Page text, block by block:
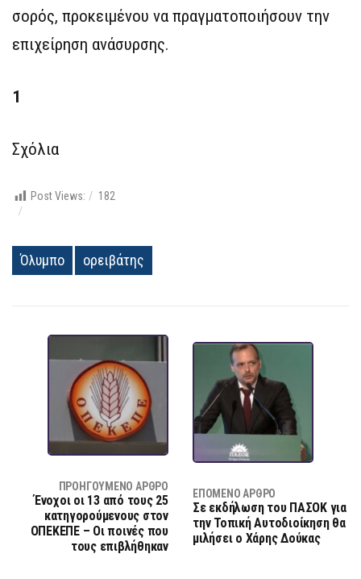
σορός, προκειμένου να πραγματοποιήσουν την
επιχείρηση ανάσυρσης.
1
Σχόλια
Post Views: 182
Όλυμπο ορειβάτης
ΠΡΟΗΓΟΎΜΕΝΟ ΆΡΘΡΟ
Ένοχοι οι 13 από τους 25
κατηγορούμενους στον
ΟΠΕΚΕΠΕ – Οι ποινές που
τους επιβλήθηκαν
ΕΠΌΜΕΝΟ ΆΡΘΡΟ
Σε εκδήλωση του ΠΑΣΟΚ για
την Τοπική Αυτοδιοίκηση θα
μιλήσει ο Χάρης Δούκας